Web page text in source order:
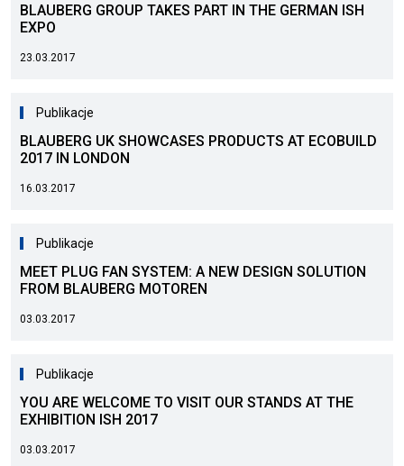
BLAUBERG GROUP TAKES PART IN THE GERMAN ISH
EXPO
23.03.2017
Publikacje
BLAUBERG UK SHOWCASES PRODUCTS AT ECOBUILD
2017 IN LONDON
16.03.2017
Publikacje
MEET PLUG FAN SYSTEM: A NEW DESIGN SOLUTION
FROM BLAUBERG MOTOREN
03.03.2017
Publikacje
YOU ARE WELCOME TO VISIT OUR STANDS AT THE
EXHIBITION ISH 2017
03.03.2017